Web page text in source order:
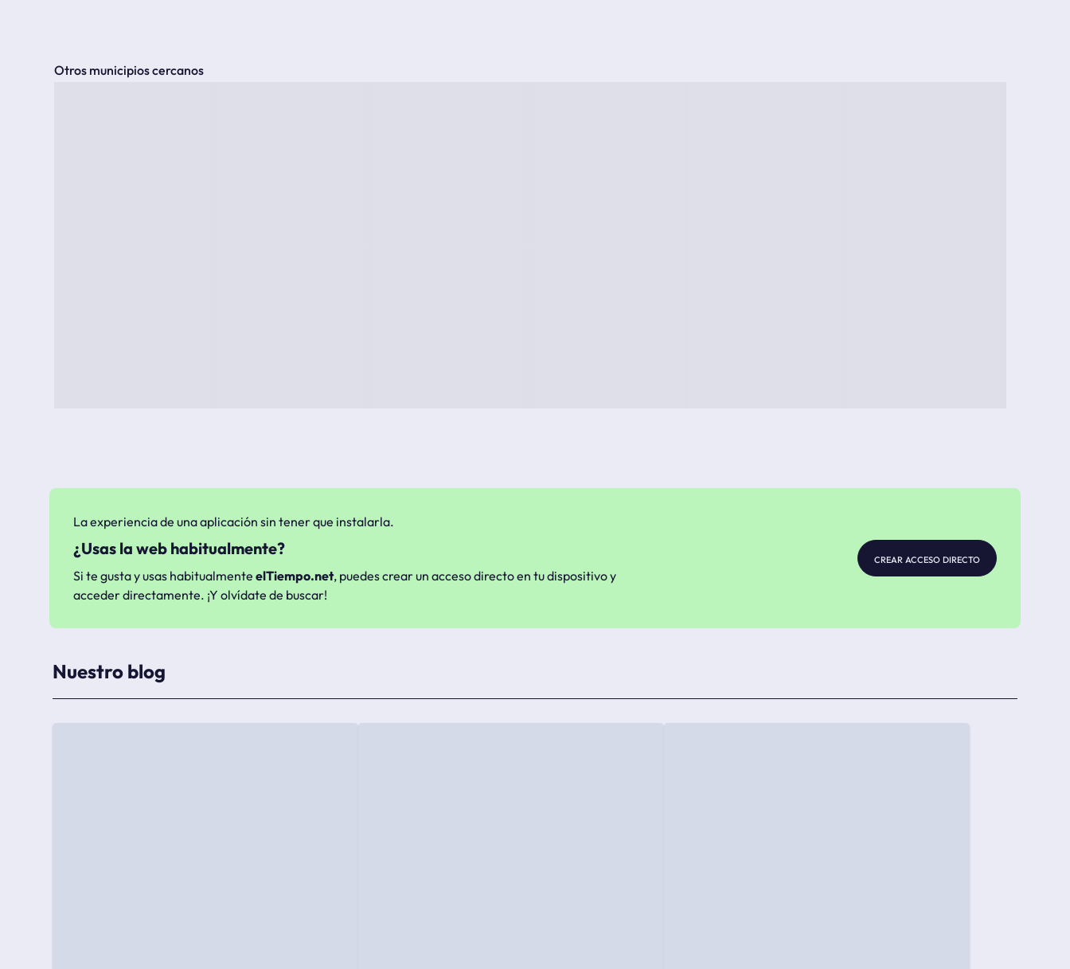
Otros municipios cercanos
La experiencia de una aplicación sin tener que instalarla.
¿Usas la web habitualmente?
Si te gusta y usas habitualmente elTiempo.net, puedes crear un acceso directo en tu dispositivo y
acceder directamente. ¡Y olvídate de buscar!
crear acceso directo
Nuestro blog